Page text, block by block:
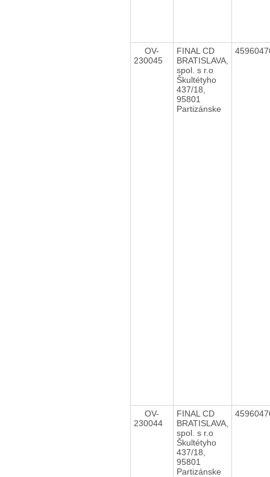
OV-
230045
FINAL CD
BRATISLAVA,
spol. s r.o
Škultétyho
437/18,
95801
Partizánske
OV-
230044
FINAL CD
BRATISLAVA,
spol. s r.o
Škultétyho
437/18,
95801
Partizánske